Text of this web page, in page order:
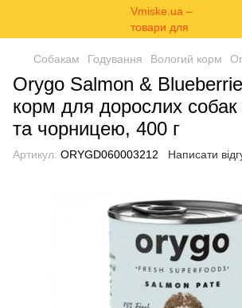
Собакам Годування Вологий корм
Orygo Salmon &
корм для дорослих
та чорницею, 400 г
Артикул: ORYGD060003212 Написати